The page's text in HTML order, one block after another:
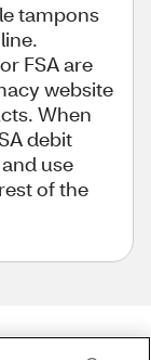
tampons
FSA are
website
When
debit
use
of the